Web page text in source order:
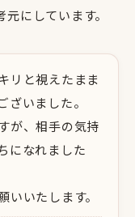
にしています。
リと視えたまま
ざいました。
が、相手の気持
になれました
いいたします。